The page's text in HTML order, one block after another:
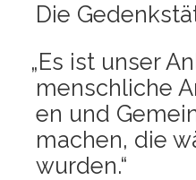
Die
„Es ist unser
mensch­li­che
en und
machen, die
wurden.“